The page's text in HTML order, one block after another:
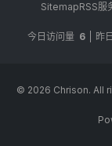
SitemapRSS服
今日访问量 6 昨
© 2026 Chrison. All